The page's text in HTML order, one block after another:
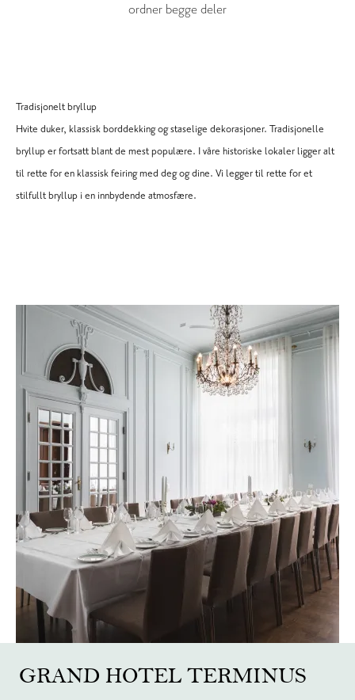
ordner begge deler
Tradisjonelt bryllup
Hvite duker, klassisk borddekking og staselige dekorasjoner. Tradisjonelle
bryllup er fortsatt blant de mest populære. I våre historiske lokaler ligger alt
til rette for en klassisk feiring med deg og dine. Vi legger til rette for et
stilfullt bryllup i en innbydende atmosfære.
GRAND HOTEL TERMINUS